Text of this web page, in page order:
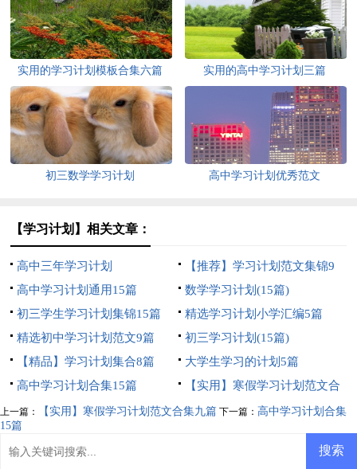
实用的学习计划模板合集六篇 实用的高中学习计划三篇
初三数学学习计划 高中学习计划优秀范文
【学习计划】相关文章：
高中三年学习计划
【推荐】学习计划范文集锦9
篇
高中学习计划通用15篇
数学学习计划(15篇)
初三学生学习计划集锦15篇
精选学习计划小学汇编5篇
精选初中学习计划范文9篇
初三学习计划(15篇)
【精品】学习计划集合8篇
大学生学习的计划5篇
高中学习计划合集15篇
【实用】寒假学习计划范文合
集九篇
上一篇： 【实用】寒假学习计划范文合集九篇 下一篇： 高中学习计划合集
15篇